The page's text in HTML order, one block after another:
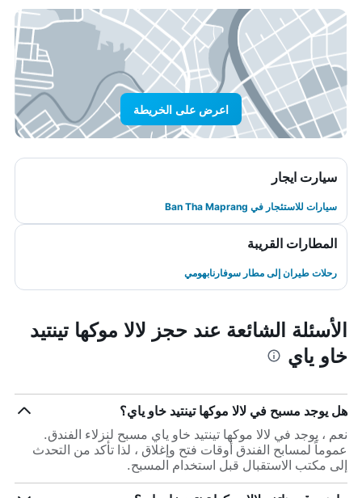
اعرض على الخريطة
سيارت ايجار
سيارات للاستئجار في Ban Tha Maprang
المطارات القريبة
رحلات طيران إلى مطار سوفارنابهومي
الأسئلة الشائعة عند حجز لالا موكها تينتيد
خاو ياي
هل يوجد مسبح في لالا موكها تينتيد خاو ياي؟
نعم ، يوجد في لالا موكها تينتيد خاو ياي مسبح لنزلاء الفندق.
عموماً لمسابح الفندق أوقات فتح وإغلاق ، لذا تأكد من التحدث
إلى مكتب الاستقبال قبل استخدام المسبح.